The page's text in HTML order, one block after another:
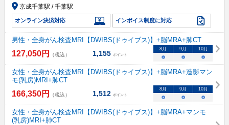
京成千葉駅 / 千葉駅
オンライン決済対応 インボイス制度に対応
男性・全身がん検査MRI【DWIBS(ドゥイブス)】+脳MRA+肺CT
127,050円 （税込） 1,155 ポイント
8月 9月 10月
○ ○ ○
女性・全身がん検査MRI【DWIBS(ドゥイブス)】+脳MRA+造影マン
モ(乳房)MRI+肺CT
166,350円 （税込） 1,512 ポイント
8月 9月 10月
○ ○ ○
女性・全身がん検査MRI【DWIBS(ドゥイブス)】+脳MRA+マンモ
(乳房)MRI+肺CT